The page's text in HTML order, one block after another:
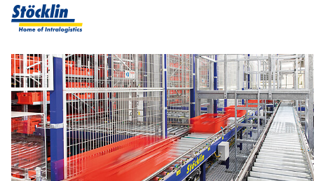
Show convenient version of this site
Don't show this message again